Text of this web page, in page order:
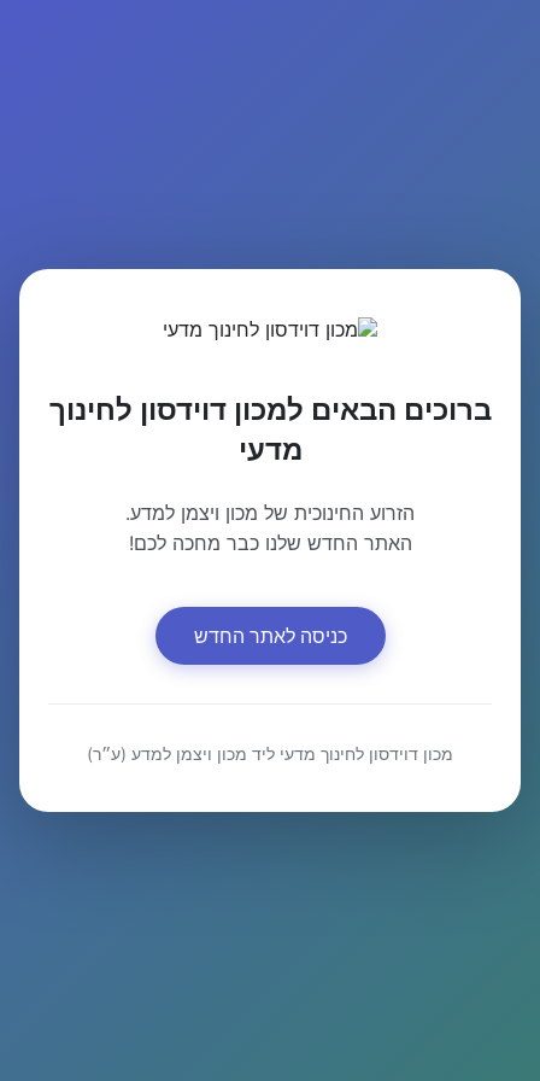
ברוכים הבאים למכון דוידסון לחינוך
מדעי
הזרוע החינוכית של מכון ויצמן למדע.
האתר החדש שלנו כבר מחכה לכם!
כניסה לאתר החדש
מכון דוידסון לחינוך מדעי ליד מכון ויצמן למדע (ע״ר)